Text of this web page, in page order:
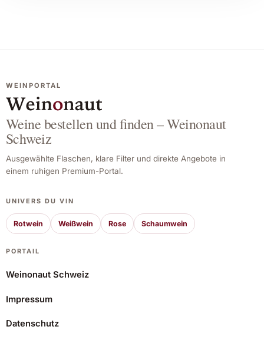
46,37 CHF
WEINPORTAL
Weine bestellen und finden – Weinonaut
Schweiz
Ausgewählte Flaschen, klare Filter und direkte Angebote in
einem ruhigen Premium-Portal.
UNIVERS DU VIN
Rotwein Weißwein Rose Schaumwein
PORTAIL
Weinonaut Schweiz
Impressum
Datenschutz